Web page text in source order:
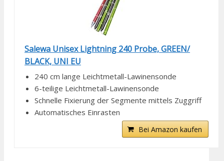
Salewa Unisex Lightning 240 Probe, GREEN/
BLACK, UNI EU
240 cm lange Leichtmetall-Lawinensonde
6-teilige Leichtmetall-Lawinensonde
Schnelle Fixierung der Segmente mittels Zuggriff
Automatisches Einrasten
Bei Amazon kaufen